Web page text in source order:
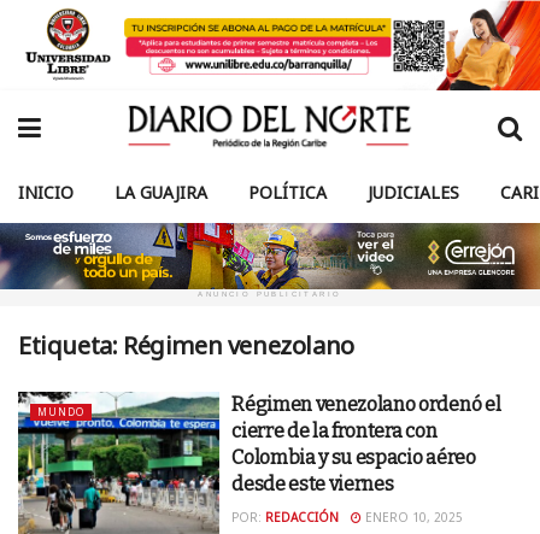
INICIO LA GUAJIRA POLÍTICA JUDICIALES
ANUNCIO PUBLICITARIO
Etiqueta: Régimen venezolano
MUNDO
Régimen venezolano ordenó el
cierre de la frontera con
Colombia y su espacio aéreo
desde este viernes
POR: REDACCIÓN ENERO 10, 2025